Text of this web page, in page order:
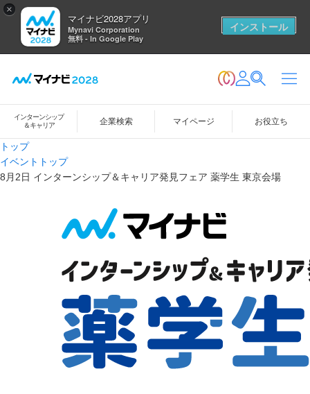
×
マイナビ2028アプリ
Mynavi Corporation
無料 - In Google Play
インストール
インターンシップ
＆キャリア
企業検索 マイページ お役立ち
トップ
イベントトップ
8月2日 インターンシップ＆キャリア発見フェア 薬学生 東京会場